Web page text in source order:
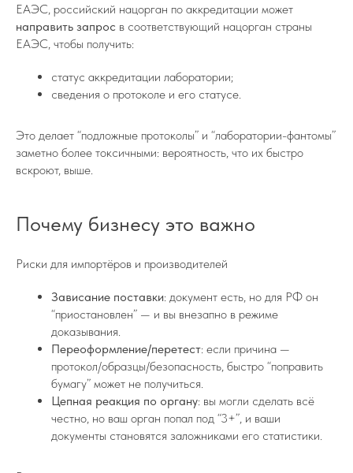
ЕАЭС, российский нацорган по аккредитации может
направить запрос в соответствующий нацорган страны
ЕАЭС, чтобы получить:
статус аккредитации лаборатории;
сведения о протоколе и его статусе.
Это делает “подложные протоколы” и “лаборатории-фантомы”
заметно более токсичными: вероятность, что их быстро
вскроют, выше.
Почему бизнесу это важно
Риски для импортёров и производителей
Зависание поставки: документ есть, но для РФ он
“приостановлен” — и вы внезапно в режиме
доказывания.
Переоформление/перетест: если причина —
протокол/образцы/безопасность, быстро “поправить
бумагу” может не получиться.
Цепная реакция по органу: вы могли сделать всё
честно, но ваш орган попал под “3+”, и ваши
документы становятся заложниками его статистики.